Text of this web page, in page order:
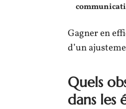
Gagner en
d’un
Quels
dans les